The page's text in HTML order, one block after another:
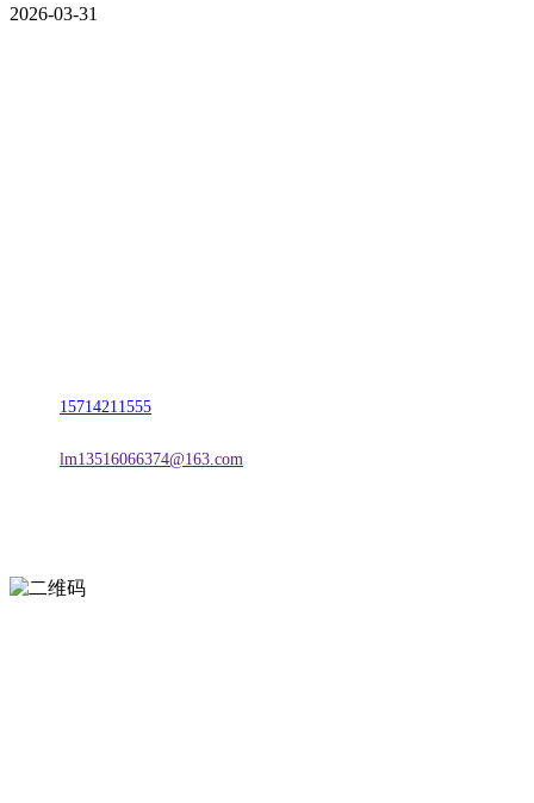
2026-03-31
15714211555
lm13516066374@163.com